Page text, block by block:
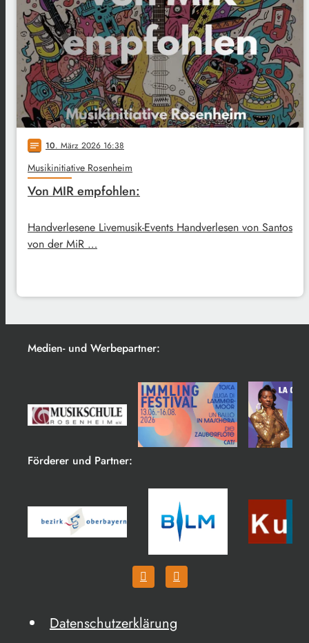
notes 10. März 2026 16:38
Musikinitiative Rosenheim
Von MIR empfohlen:
Handverlesene Livemusik-Events Handverlesen von Santos
von der MiR …
Medien- und Werbepartner:
Förderer und Partner:
Datenschutzerklärung